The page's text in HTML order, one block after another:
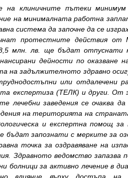
на клиничните пътеки
на минималната работна
система да започне да се
протестните действия от
млн. лв. ще бъдат отпуснати
дейности по оказване
на задължителното здравно
или отдалечени
експертиза (ТЕЛК) и други.
лечебни заведения се очаква
на територията на
и експертна помощ
запознати с мерките за
точка за оздравяване на
Здравното ведомство запазва
болници за активно лечение в